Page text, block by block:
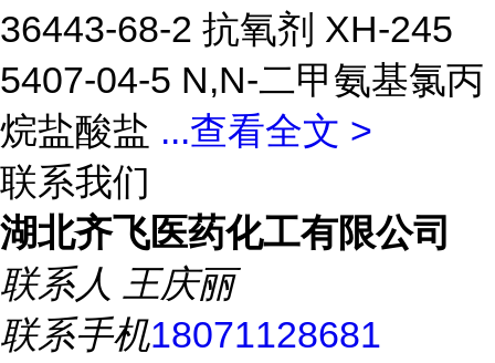
36443-68-2 抗氧剂 XH-245
5407-04-5 N,N-二甲氨基氯丙
烷盐酸盐 ...查看全文 >
联系我们
湖北齐飞医药化工有限公司
联系人 王庆丽
联系手机18071128681